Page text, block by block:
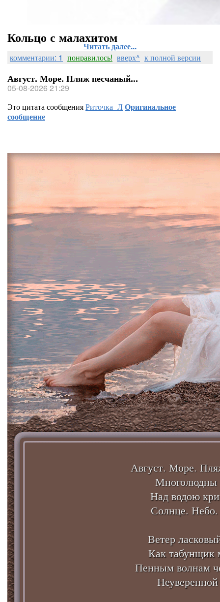
Кольцо с малахитом
Читать далее...
комментарии: 1 понравилось! вверх^ к полной версии
Август. Море. Пляж песчаный...
05-08-2026 21:29
Это цитата сообщенияРиточка_ЛОригинальное
сообщение
Август. Море.
Многолюдны
Над водою
Солнце.
Ветер
Как табунщик
Пенным волнам